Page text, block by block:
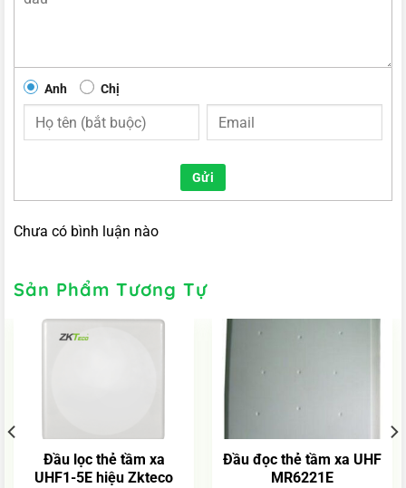
Anh Chị
Gửi
Chưa có bình luận nào
Sản Phẩm Tương Tự
Đầu lọc thẻ tầm xa
UHF1-5E hiệu Zkteco
Đầu đọc thẻ tầm xa UHF
MR6221E